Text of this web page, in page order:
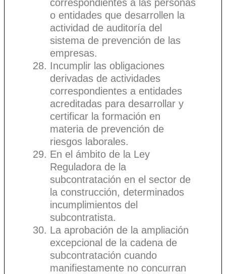
correspondientes a las personas
o entidades que desarrollen la
actividad de auditoría del
sistema de prevención de las
empresas.
Incumplir las obligaciones
derivadas de actividades
correspondientes a entidades
acreditadas para desarrollar y
certificar la formación en
materia de prevención de
riesgos laborales.
En el ámbito de la Ley
Reguladora de la
subcontratación en el sector de
la construcción, determinados
incumplimientos del
subcontratista.
La aprobación de la ampliación
excepcional de la cadena de
subcontratación cuando
manifiestamente no concurran